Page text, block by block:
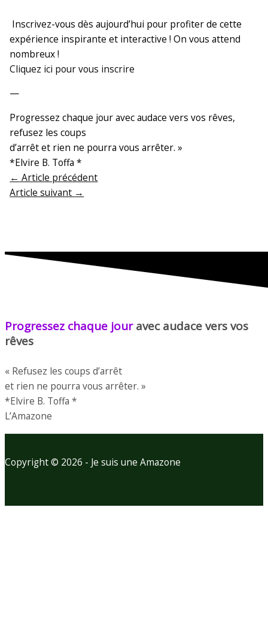
Inscrivez-vous dès aujourd’hui pour profiter de cette
expérience inspirante et interactive ! On vous attend
nombreux !
Cliquez ici pour vous inscrire
—
Progressez chaque jour avec audace vers vos rêves,
refusez les coups
d’arrêt et rien ne pourra vous arrêter. »
*Elvire B. Toffa *
← Article précédent
Article suivant →
Progressez chaque jour avec audace vers vos
rêves
« Refusez les coups d’arrêt
et rien ne pourra vous arrêter. »
*Elvire B. Toffa *
L’Amazone
Copyright © 2026 - Je suis une Amazone